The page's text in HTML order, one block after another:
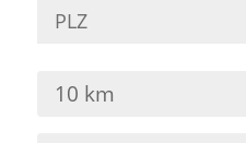
Presse
News Archiv
10 km